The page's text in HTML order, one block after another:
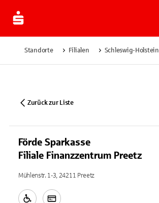
Standorte Filialen Schleswig-Holstein
Zurück zur Liste
Förde Sparkasse
Filiale Finanzzentrum Preetz
Mühlenstr. 1-3, 24211 Preetz